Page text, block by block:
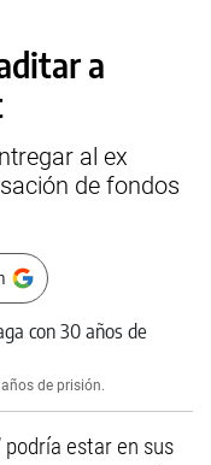
a
al ex
de fondos
de prisión.
podría estar en sus